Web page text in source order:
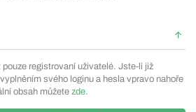
registrovaní uživatelé. Jste-li již
svého loginu a hesla vpravo nahoře
obsah můžete zde.